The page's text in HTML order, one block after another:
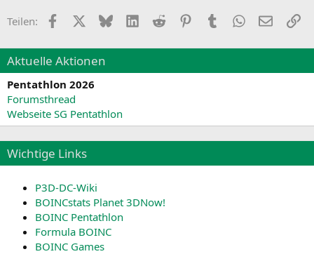
Teilen: Facebook BlueskyLinkedIn
Reddit PinterestTumblr WhatsApp
E-Mail
Aktuelle Aktionen
Pentathlon 2026
Forumsthread
Webseite SG Pentathlon
Wichtige Links
P3D-DC-Wiki
BOINCstats Planet 3DNow!
BOINC Pentathlon
Formula BOINC
BOINC Games